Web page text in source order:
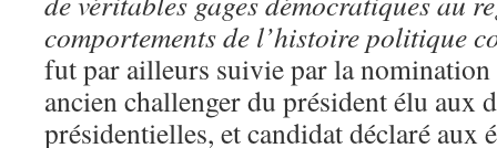
comportementsde l’histoirepolitique
fut par ailleurs suivie par la
ancien challenger du président élu aux
présidentielles, et candidat déclaré aux